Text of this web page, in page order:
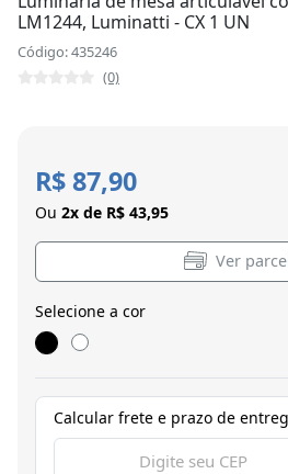
LM1244, Luminatti - CX 1 UN
Código: 435246
(0)
R$ 87,90
Ou 2x de R$ 43,95
Ver
Selecione a cor
Calcular frete e prazo de